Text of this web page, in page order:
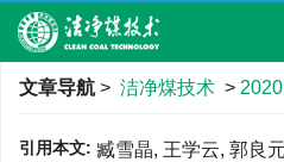
文章导航 > 洁净煤技术 > 2020
引用本文: 臧雪晶, 王学云, 郭良